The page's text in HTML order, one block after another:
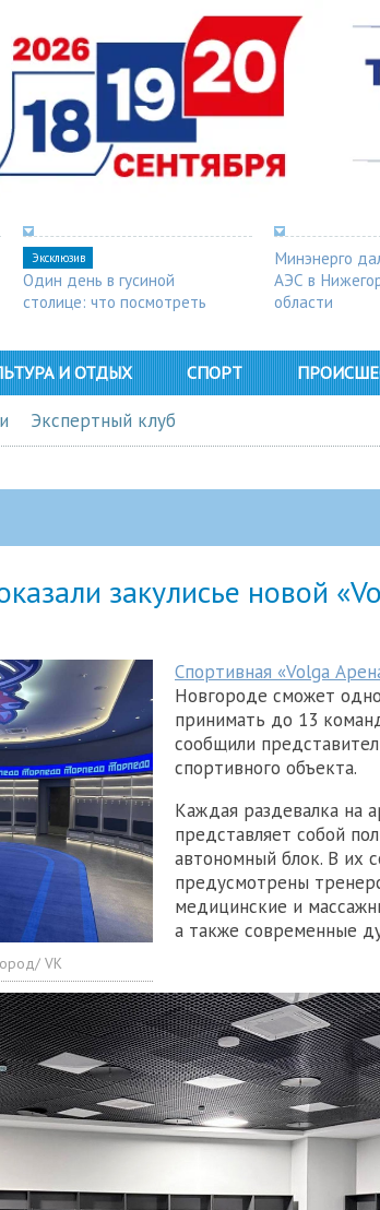
Эксклюзив
Один день в гусиной
столице: что посмотреть
Минэнерго
АЭС в
области
И ОТДЫХ СПОРТ
Экспертный клуб
закулисье новой
VK
Спортивная «Volga
Новгороде сможет
принимать до 13
сообщили
спортивного объекта.
Каждая раздевалка на
представляет собой
автономный блок. В их
предусмотрены
медицинские и
а также современные